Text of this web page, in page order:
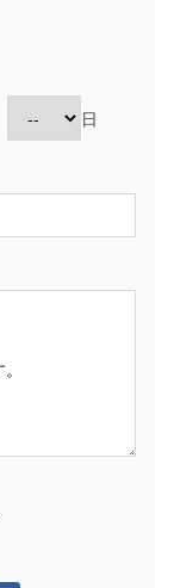
日